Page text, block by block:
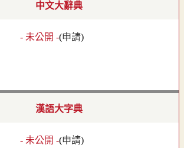
中文大辭典
- 未公開 -(申請)
漢語大字典
- 未公開 -(申請)